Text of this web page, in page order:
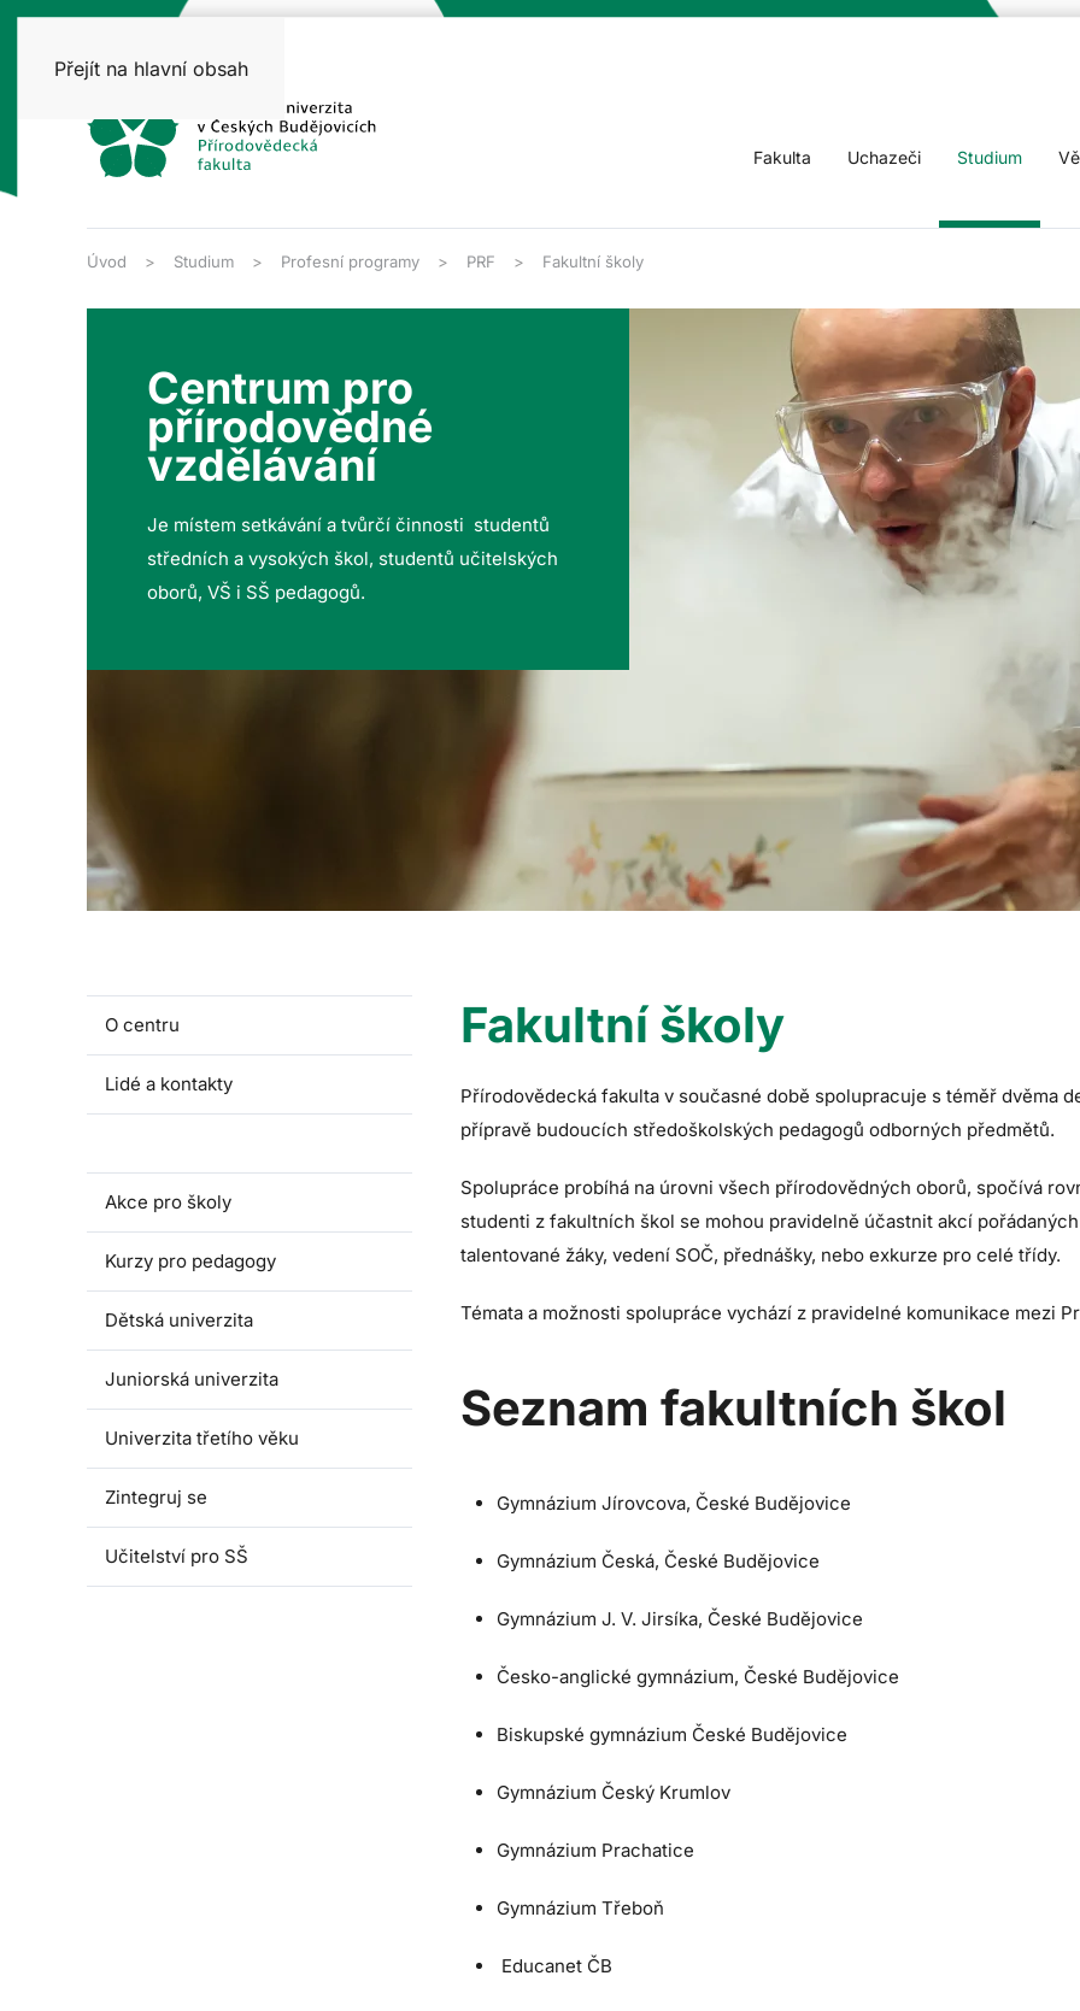
Přejít na hlavní obsah
Fakulta Uchazeči Studium
Úvod Studium Profesní programy PRF Fakultní školy
Centrum pro
přírodovědné
vzdělávání
Je místem setkávání a tvůrčí činnosti studentů
středních a vysokých škol, studentů učitelských
oborů, VŠ i SŠ pedagogů.
O centru
Lidé a kontakty
Akce pro školy
Kurzy pro pedagogy
Dětská univerzita
Juniorská univerzita
Univerzita třetího věku
Zintegruj se
Učitelství pro SŠ
Fakultní školy
Přírodovědecká fakulta v současné době spolupracuje s téměř dvěma
přípravě budoucích středoškolských pedagogů odborných předmětů.
Spolupráce probíhá na úrovni všech přírodovědných oborů, spočívá
studenti z fakultních škol se mohou pravidelně účastnit akcí
talentované žáky, vedení SOČ, přednášky, nebo exkurze pro celé třídy.
Témata a možnosti spolupráce vychází z pravidelné komunikace mezi
Seznam fakultních škol
Gymnázium Jírovcova, České Budějovice
Gymnázium Česká, České Budějovice
Gymnázium J. V. Jirsíka, České Budějovice
Česko-anglické gymnázium, České Budějovice
Biskupské gymnázium České Budějovice
Gymnázium Český Krumlov
Gymnázium Prachatice
Gymnázium Třeboň
Educanet ČB